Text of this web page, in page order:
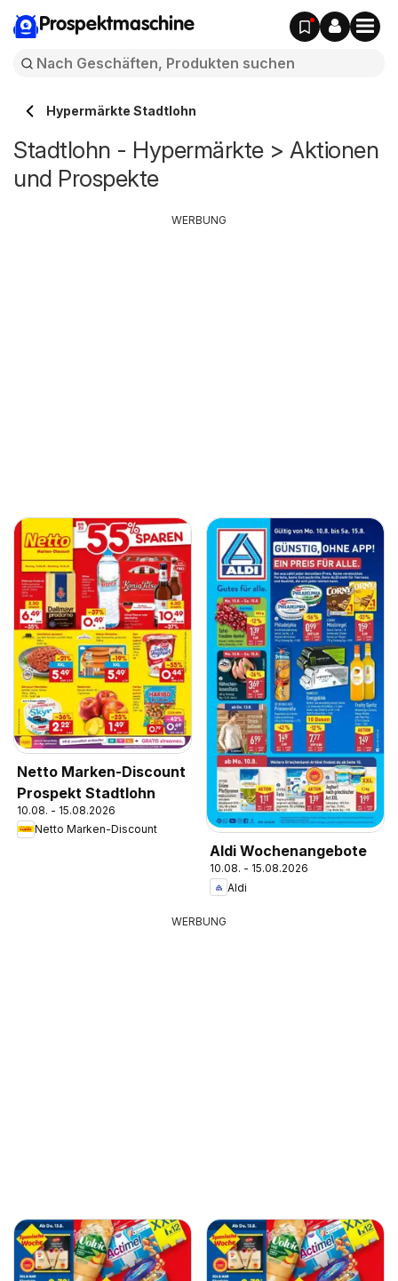
Prospektmaschine
Hypermärkte Stadtlohn
Stadtlohn - Hypermärkte > Aktionen
und Prospekte
Netto Marken-Discount
Prospekt Stadtlohn
10.08. - 15.08.2026
Netto Marken-Discount
Aldi Wochenangebote
10.08. - 15.08.2026
Aldi
WERBUNG
WERBUNG